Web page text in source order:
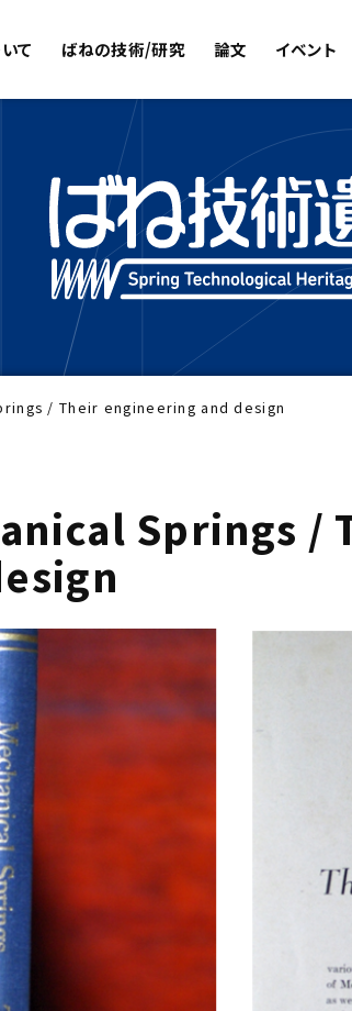
て ばねの技術/研究 論文 イベント
/ Their engineering and design
Springs /